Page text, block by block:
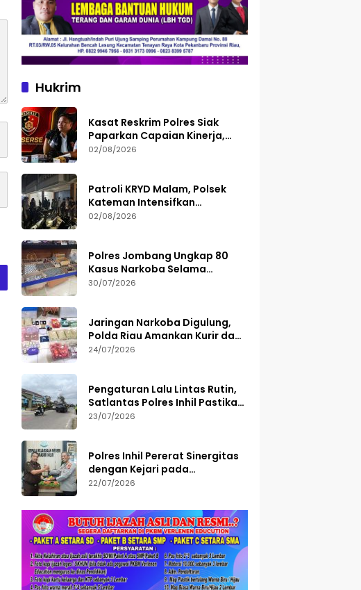
Hukrim
Kasat Reskrim Polres Siak
Paparkan Capaian Kinerja,
Tegaskan Siap Terima Kritik
02/08/2026
Patroli KRYD Malam, Polsek
Kateman Intensifkan
Pengamanan Balap Liar
02/08/2026
Polres Jombang Ungkap 80
Kasus Narkoba Selama
Semester I 2026, 113 Tersangka
30/07/2026
Jaringan Narkoba Digulung,
Polda Riau Amankan Kurir dan
Sita Barang Bukti Bernilai
24/07/2026
Pengaturan Lalu Lintas Rutin,
Satlantas Polres Inhil Pastikan
Arus Tetap Lancar
23/07/2026
Polres Inhil Pererat Sinergitas
dengan Kejari pada
Peringatan Hari Bakti
22/07/2026